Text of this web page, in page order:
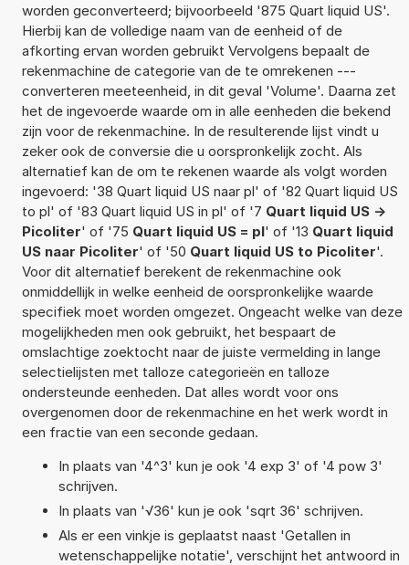
worden geconverteerd; bijvoorbeeld '875 Quart liquid US'.
Hierbij kan de volledige naam van de eenheid of de
afkorting ervan worden gebruikt Vervolgens bepaalt de
rekenmachine de categorie van de te omrekenen ---
converteren meeteenheid, in dit geval 'Volume'. Daarna zet
het de ingevoerde waarde om in alle eenheden die bekend
zijn voor de rekenmachine. In de resulterende lijst vindt u
zeker ook de conversie die u oorspronkelijk zocht. Als
alternatief kan de om te rekenen waarde als volgt worden
ingevoerd: '38 Quart liquid US naar pl' of '82 Quart liquid US
to pl' of '83 Quart liquid US in pl' of '7 Quart liquid US ->
Picoliter' of '75 Quart liquid US = pl' of '13 Quart liquid
US naar Picoliter' of '50 Quart liquid US to Picoliter'.
Voor dit alternatief berekent de rekenmachine ook
onmiddellijk in welke eenheid de oorspronkelijke waarde
specifiek moet worden omgezet. Ongeacht welke van deze
mogelijkheden men ook gebruikt, het bespaart de
omslachtige zoektocht naar de juiste vermelding in lange
selectielijsten met talloze categorieën en talloze
ondersteunde eenheden. Dat alles wordt voor ons
overgenomen door de rekenmachine en het werk wordt in
een fractie van een seconde gedaan.
In plaats van '4^3' kun je ook '4 exp 3' of '4 pow 3'
schrijven.
In plaats van '√36' kun je ook 'sqrt 36' schrijven.
Als er een vinkje is geplaatst naast 'Getallen in
wetenschappelijke notatie', verschijnt het antwoord in